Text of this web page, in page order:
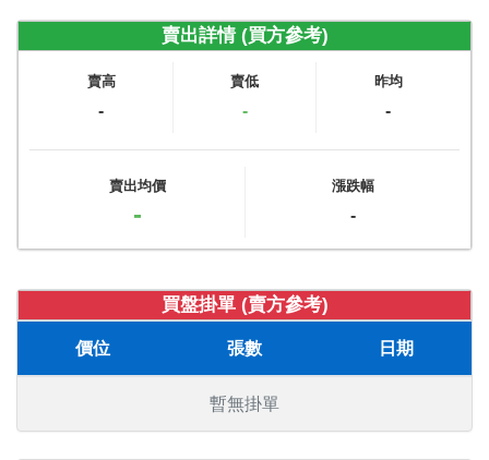
賣出詳情 (買方參考)
賣高
-
賣低
-
昨均
-
賣出均價
-
漲跌幅
-
買盤掛單 (賣方參考)
價位 張數 日期
暫無掛單